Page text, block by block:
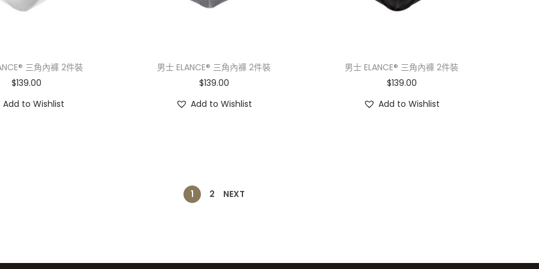
三角內褲 2件裝
$139.00
Add to Wishlist
男士 ELANCE® 三角內褲 2件裝
$139.00
Add to Wishlist
男士 ELANCE® 三角內褲 2件裝
$139.00
Add to Wishlist
1 2 NEXT